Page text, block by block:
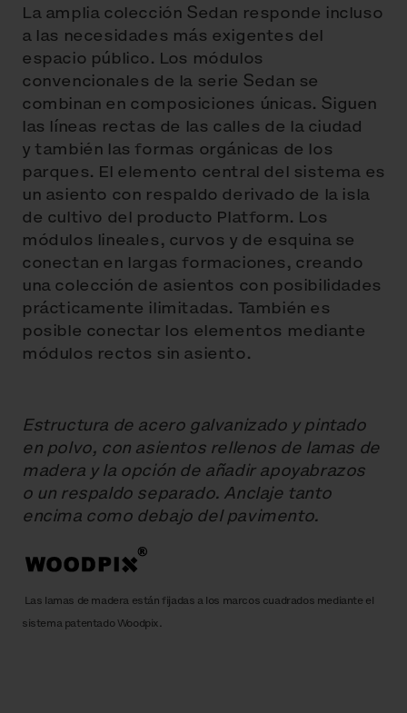
La amplia colección Sedan responde incluso
a las necesidades más exigentes del
espacio público. Los módulos
convencionales de la serie Sedan se
combinan en composiciones únicas. Siguen
las líneas rectas de las calles de la ciudad
y también las formas orgánicas de los
parques. El elemento central del sistema es
un asiento con respaldo derivado de la isla
de cultivo del producto Platform. Los
módulos lineales, curvos y de esquina se
conectan en largas formaciones, creando
una colección de asientos con posibilidades
prácticamente ilimitadas. También es
posible conectar los elementos mediante
módulos rectos sin asiento.
Estructura de acero galvanizado y pintado
en polvo, con asientos rellenos de lamas de
madera y la opción de añadir apoyabrazos
o un respaldo separado. Anclaje tanto
encima como debajo del pavimento.
Las lamas de madera están fijadas a los marcos cuadrados mediante el
sistema patentado Woodpix.